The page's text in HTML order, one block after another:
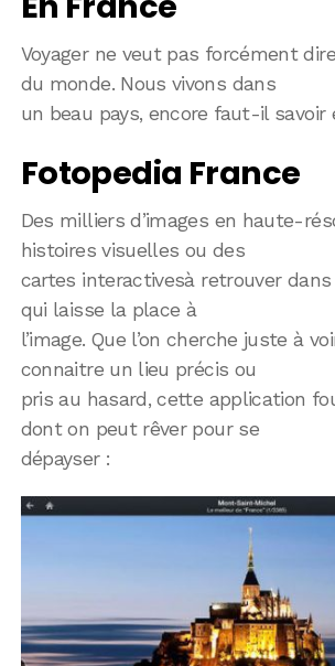
Voyager ne veut pas forcément
du monde. Nous vivons dans
un beau pays, encore faut-il savoir
Fotopedia France
Des milliers d’images en haute-
histoires visuelles ou des
cartes interactivesà retrouver
qui laisse la place à
l’image. Que l’on cherche juste à
connaitre un lieu précis ou
pris au hasard, cette application
dont on peut rêver pour se
dépayser :